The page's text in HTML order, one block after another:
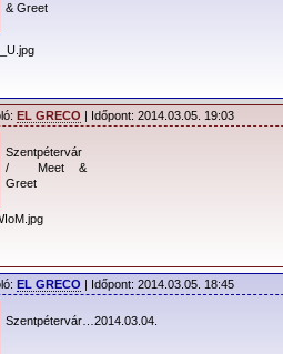
& Greet
EL GRECO | Időpont: 2014.03.05. 19:03
Szentpétervár
/ Meet &
Greet
EL GRECO | Időpont: 2014.03.05. 18:45
Szentpétervár…2014.03.04.